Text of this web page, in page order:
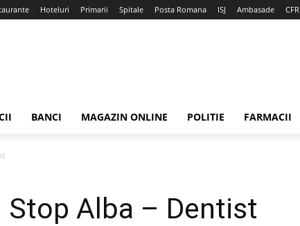
Hoteluri Primarii Spitale Posta Romana ISJ Ambasade CFR
BANCI MAGAZIN ONLINE POLITIE FARMACII
Alba – Dentist